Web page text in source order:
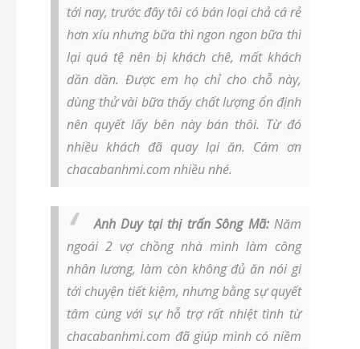
tới nay, trước đây tôi có bán loại chả cá rẻ
hơn xíu nhưng bữa thì ngon ngon bữa thì
lại quá tệ nên bị khách chê, mất khách
dần dần. Được em họ chỉ cho chỗ này,
dùng thử vài bữa thấy chất lượng ổn định
nên quyết lấy bên này bán thôi. Từ đó
nhiều khách đã quay lại ăn. Cám ơn
chacabanhmi.com nhiều nhé.
Anh Duy tại thị trấn Sông Mã:Năm
ngoái 2 vợ chồng nhà mình làm công
nhân lương, làm còn không đủ ăn nói gi
tới chuyện tiết kiệm, nhưng bằng sự quyết
tâm cùng với sự hỗ trợ rất nhiệt tình từ
chacabanhmi.com đã giúp mình có niềm